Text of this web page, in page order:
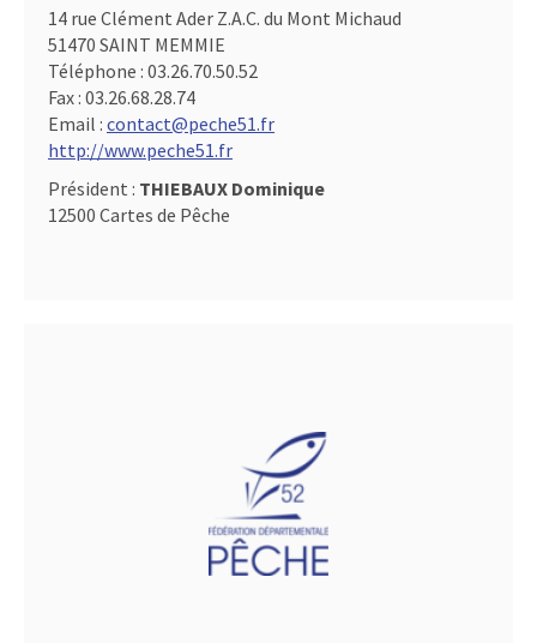
14 rue Clément Ader Z.A.C. du Mont Michaud
51470 SAINT MEMMIE
Téléphone : 03.26.70.50.52
Fax : 03.26.68.28.74
Email : contact@peche51.fr
http://www.peche51.fr
Président : THIEBAUX Dominique
12500 Cartes de Pêche